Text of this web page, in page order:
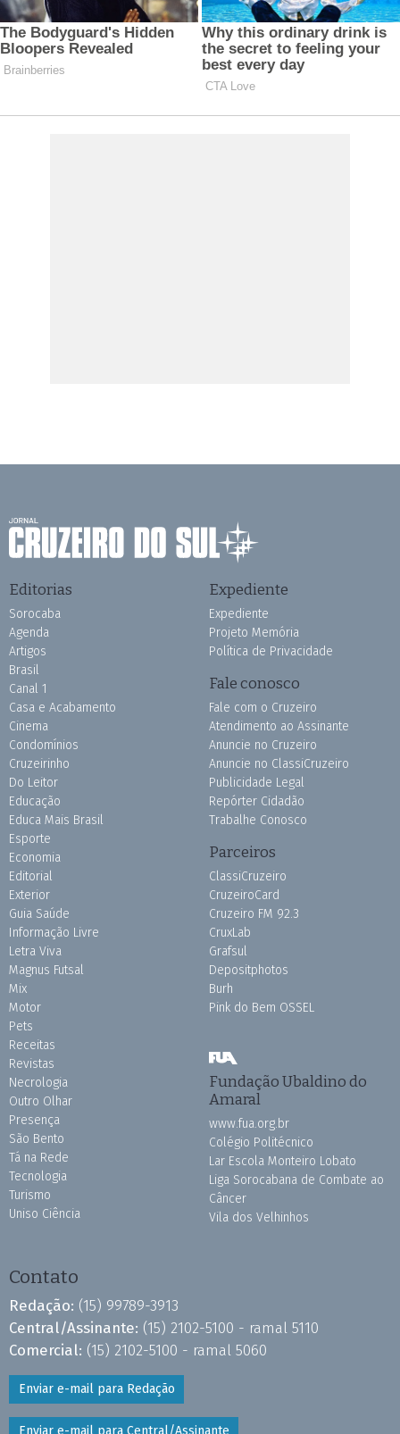
Editorias
Sorocaba
Agenda
Artigos
Brasil
Canal 1
Casa e Acabamento
Cinema
Condomínios
Cruzeirinho
Do Leitor
Educação
Educa Mais Brasil
Esporte
Economia
Editorial
Exterior
Guia Saúde
Informação Livre
Letra Viva
Magnus Futsal
Mix
Motor
Pets
Receitas
Revistas
Necrologia
Outro Olhar
Presença
São Bento
Tá na Rede
Tecnologia
Turismo
Uniso Ciência
Expediente
Expediente
Projeto Memória
Política de Privacidade
Fale conosco
Fale com o Cruzeiro
Atendimento ao Assinante
Anuncie no Cruzeiro
Anuncie no ClassiCruzeiro
Publicidade Legal
Repórter Cidadão
Trabalhe Conosco
Parceiros
ClassiCruzeiro
CruzeiroCard
Cruzeiro FM 92.3
CruxLab
Grafsul
Depositphotos
Burh
Pink do Bem OSSEL
Fundação Ubaldino do
Amaral
www.fua.org.br
Colégio Politécnico
Lar Escola Monteiro Lobato
Liga Sorocabana de Combate ao
Câncer
Vila dos Velhinhos
Contato
Redação: (15) 99789-3913
Central/Assinante: (15) 2102-5100 - ramal 5110
Comercial: (15) 2102-5100 - ramal 5060
Enviar e-mail para Redação
Enviar e-mail para Central/Assinante